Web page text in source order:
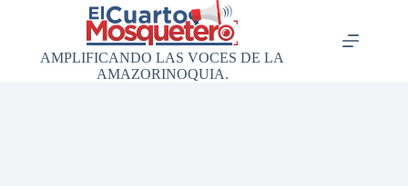
AMPLIFICANDO LAS VOCES DE LA
AMAZORINOQUIA.